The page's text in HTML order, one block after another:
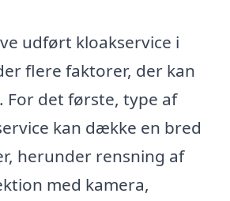
udført kloakservice i
flere faktorer, der kan
For det første, type af
kan dække en bred
herunder rensning af
med kamera,